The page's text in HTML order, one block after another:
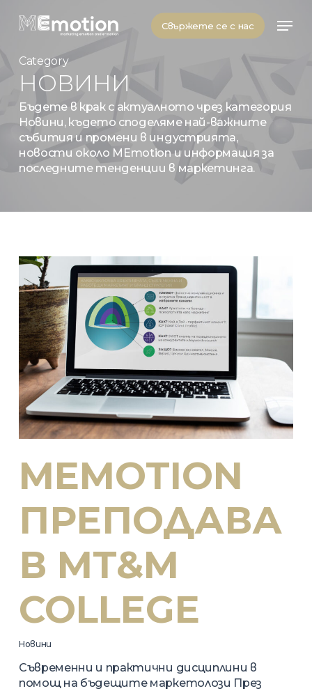
Свържете се с нас
Category
НОВИНИ
Бъдете в крак с актуалното чрез категория
Новини, където споделяме най-важните
събития и промени в индустрията,
новости около MEmotion и информация за
последните тенденции в маркетинга.
MEMOTION
ПРЕПОДАВА
В MT&M
COLLEGE
Новини
Съвременни и практични дисциплини в
помощ на бъдещите маркетолози През